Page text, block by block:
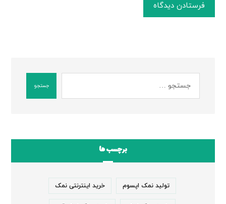
فرستادن دیدگاه
جستجو
برچسب ها
تولید نمک اپسوم خرید اینترنتی نمک